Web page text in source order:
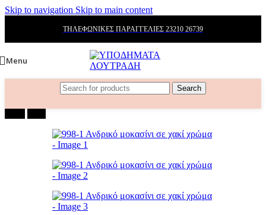
Skip to navigation Skip to main content
ΤΗΛΕΦΩΝΙΚΕΣ ΠΑΡΑΓΓΕΛΙΕΣ 23210 26739
Menu
Search